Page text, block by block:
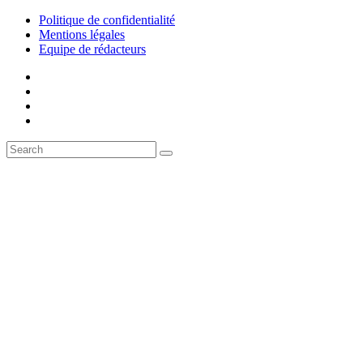
Politique de confidentialité
Mentions légales
Equipe de rédacteurs